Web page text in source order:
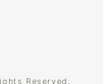
Reserved.